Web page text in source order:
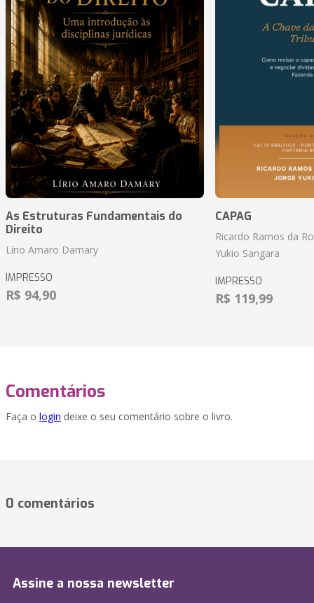
As Estruturas Fundamentais do
Direito
Lírio Amaro Damary
IMPRESSO
R$ 94,90
CAPAG
Ricardo Ramos da
Yukio Sangara
IMPRESSO
R$ 119,99
Comentários
Faça o login deixe o seu comentário sobre o livro.
0 comentários
Assine a nossa newsletter